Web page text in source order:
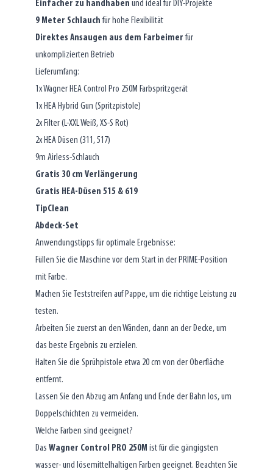
Einfacher zu handhaben und ideal für DIY-Projekte
9 Meter Schlauchfür hohe Flexibilität
Direktes Ansaugen aus dem Farbeimerfür
unkomplizierten Betrieb
Lieferumfang:
1x Wagner HEA Control Pro 250M Farbspritzgerät
1x HEA Hybrid Gun (Spritzpistole)
2x Filter (L-XXL Weiß, XS-S Rot)
2x HEA Düsen (311, 517)
9m Airless-Schlauch
Gratis 30 cm Verlängerung
Gratis HEA-Düsen 515 & 619
TipClean
Abdeck-Set
Anwendungstipps für optimale Ergebnisse:
Füllen Sie die Maschine vor dem Start in der PRIME-Position
mit Farbe.
Machen Sie Teststreifen auf Pappe, um die richtige Leistung zu
testen.
Arbeiten Sie zuerst an den Wänden, dann an der Decke, um
das beste Ergebnis zu erzielen.
Halten Sie die Sprühpistole etwa 20 cm von der Oberfläche
entfernt.
Lassen Sie den Abzug am Anfang und Ende der Bahn los, um
Doppelschichten zu vermeiden.
Welche Farben sind geeignet?
Das Wagner Control PRO 250M ist für die gängigsten
wasser- und lösemittelhaltigen Farben geeignet. Beachten Sie